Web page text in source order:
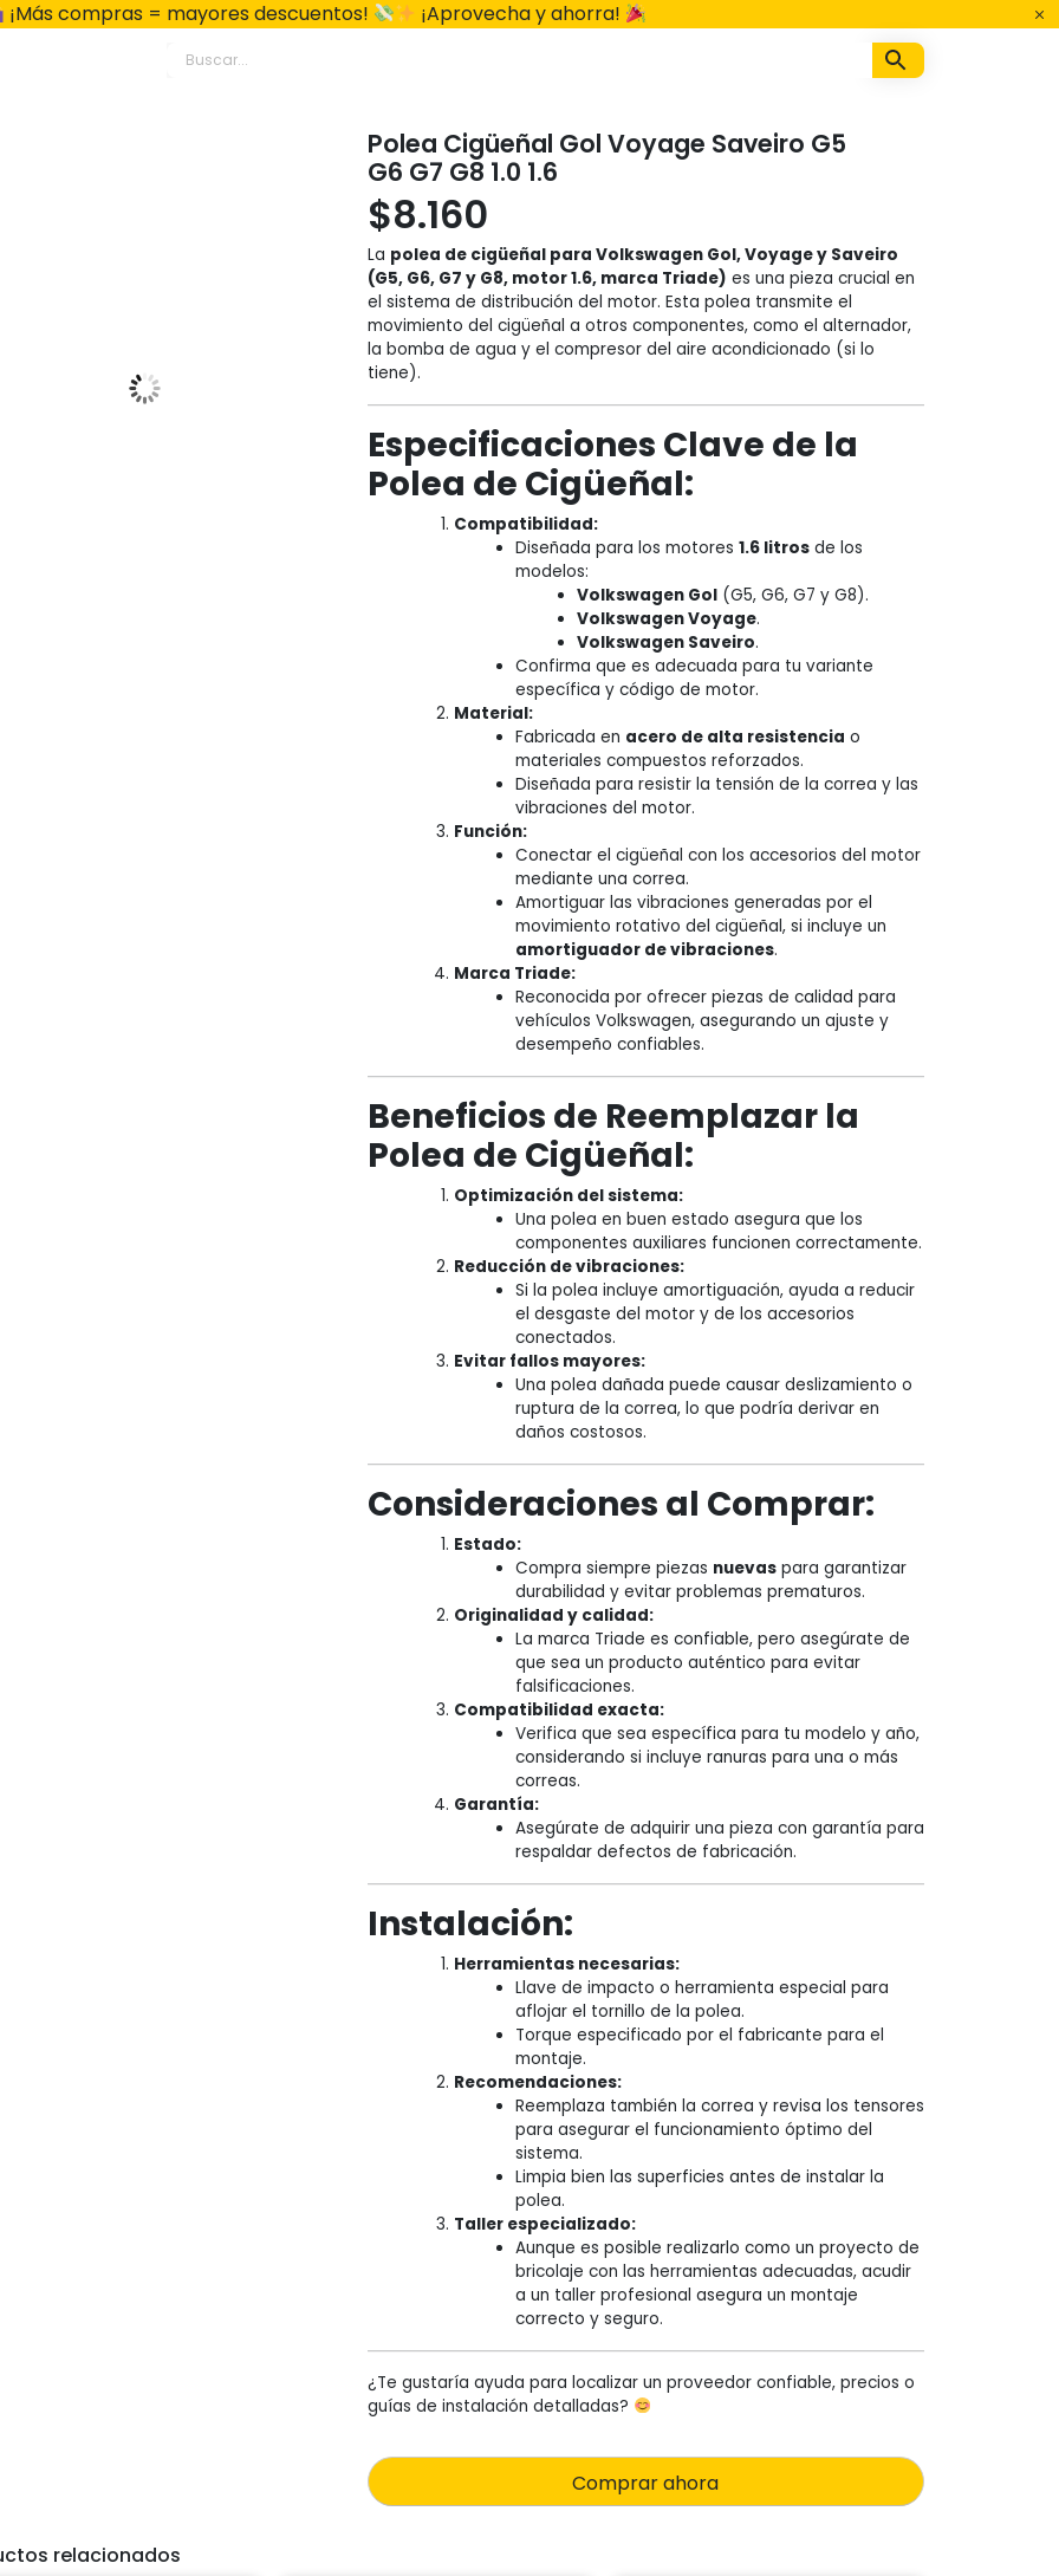
¡Más compras = mayores descuentos! ¡Aprovecha y ahorra!
Polea Cigüeñal Gol Voyage Saveiro G5
G6 G7 G8 1.0 1.6
$8.160
La polea de cigüeñal para Volkswagen Gol, Voyage y Saveiro
(G5, G6, G7 y G8, motor 1.6, marca Triade) es una pieza crucial en
el sistema de distribución del motor. Esta polea transmite el
movimiento del cigüeñal a otros componentes, como el alternador,
la bomba de agua y el compresor del aire acondicionado (si lo
tiene).
Especificaciones Clave de la
Polea de Cigüeñal:
Compatibilidad:
Diseñada para los motores 1.6 litrosde los
modelos:
Volkswagen Gol (G5, G6, G7 y G8).
Volkswagen Voyage.
Volkswagen Saveiro.
Confirma que es adecuada para tu variante
específica y código de motor.
Material:
Fabricada en acero de alta resistencia o
materiales compuestos reforzados.
Diseñada para resistir la tensión de la correa y las
vibraciones del motor.
Función:
Conectar el cigüeñal con los accesorios del motor
mediante una correa.
Amortiguar las vibraciones generadas por el
movimiento rotativo del cigüeñal, si incluye un
amortiguador de vibraciones.
Marca Triade:
Reconocida por ofrecer piezas de calidad para
vehículos Volkswagen, asegurando un ajuste y
desempeño confiables.
Beneficios de Reemplazar la
Polea de Cigüeñal:
Optimización del sistema:
Una polea en buen estado asegura que los
componentes auxiliares funcionen correctamente.
Reducción de vibraciones:
Si la polea incluye amortiguación, ayuda a reducir
el desgaste del motor y de los accesorios
conectados.
Evitar fallos mayores:
Una polea dañada puede causar deslizamiento o
ruptura de la correa, lo que podría derivar en
daños costosos.
Consideraciones al Comprar:
Estado:
Compra siempre piezas nuevaspara garantizar
durabilidad y evitar problemas prematuros.
Originalidad y calidad:
La marca Triade es confiable, pero asegúrate de
que sea un producto auténtico para evitar
falsificaciones.
Compatibilidad exacta:
Verifica que sea específica para tu modelo y año,
considerando si incluye ranuras para una o más
correas.
Garantía:
Asegúrate de adquirir una pieza con garantía para
respaldar defectos de fabricación.
Instalación:
Herramientas necesarias:
Llave de impacto o herramienta especial para
aflojar el tornillo de la polea.
Torque especificado por el fabricante para el
montaje.
Recomendaciones:
Reemplaza también la correa y revisa los tensores
para asegurar el funcionamiento óptimo del
sistema.
Limpia bien las superficies antes de instalar la
polea.
Taller especializado:
Aunque es posible realizarlo como un proyecto de
bricolaje con las herramientas adecuadas, acudir
a un taller profesional asegura un montaje
correcto y seguro.
¿Te gustaría ayuda para localizar un proveedor confiable, precios o
guías de instalación detalladas?
Comprar ahora
relacionados